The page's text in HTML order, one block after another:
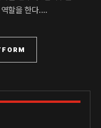
역할을 한다.…